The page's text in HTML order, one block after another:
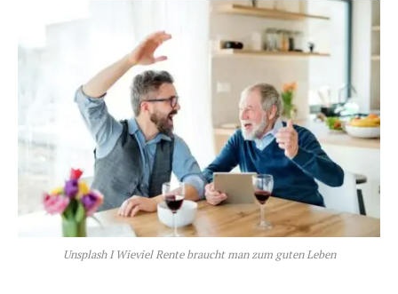
Unsplash I Wieviel Rente braucht man zum guten Leben